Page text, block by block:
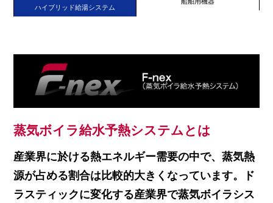
ハイブリッド給湯システム
蒸気ボイラ給水予熱システムとは
産業界に於ける熱エネルギー需要の中で、蒸気熱
源が占める割合は比較的大きくなっています。ド
ラスティックに変化する産業界で蒸気ボイラシス